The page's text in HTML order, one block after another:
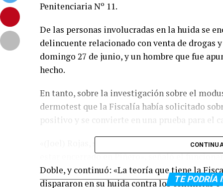
Penitenciaria Nº 11.
De las personas involucradas en la huida se
delincuente relacionado con venta de drogas
domingo 27 de junio, y un hombre que fue
hecho.
En tanto, sobre la investigación sobre el
dermotest que la Fiscalía había solicitado
positivo y se convierte en una prueba para el
«(Joel) Rojas, según lo que nosotros
estar encerrado en Piñero», señaló el
Doble, y continuó: «La teoría que tiene la
dispararon en su huida contra los centinelas
TE PODRÍA